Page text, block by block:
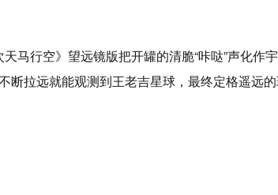
马行空》望远镜版把开罐的清脆“咔哒”声化作
断拉远就能观测到王老吉星球，最终定格遥远的